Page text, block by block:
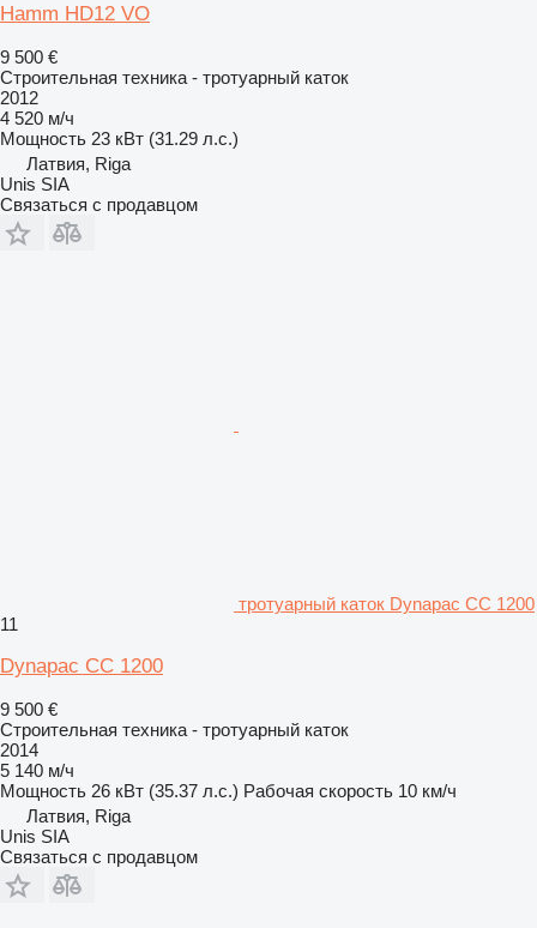
Hamm HD12 VO
9 500 €
Строительная техника - тротуарный каток
2012
4 520 м/ч
Мощность 23 кВт (31.29 л.с.)
Латвия, Riga
Unis SIA
Связаться с продавцом
тротуарный каток Dynapac CC 1200
11
Dynapac CC 1200
9 500 €
Строительная техника - тротуарный каток
2014
5 140 м/ч
Мощность 26 кВт (35.37 л.с.) Рабочая скорость 10 км/ч
Латвия, Riga
Unis SIA
Связаться с продавцом